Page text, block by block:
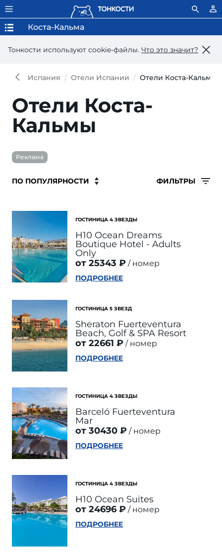
Тонкости используют сookie-файлы. Что это значит?
Коста-Кальма
Испания Отели Испании Отели Коста-Кальмы
Отели Коста-
Кальмы
Реклама
ФИЛЬТРЫ
ГОСТИНИЦА 4 ЗВЕЗДЫ
H10 Ocean Dreams
Boutique Hotel - Adults
Only
от 25343 ₽
номер
ПОДРОБНЕЕ
ГОСТИНИЦА 5 ЗВЕЗД
Sheraton Fuerteventura
Beach, Golf & SPA Resort
от 22661 ₽
номер
ПОДРОБНЕЕ
ГОСТИНИЦА 4 ЗВЕЗДЫ
Barceló Fuerteventura
Mar
от 30430 ₽
номер
ПОДРОБНЕЕ
ГОСТИНИЦА 4 ЗВЕЗДЫ
H10 Ocean Suites
от 24696 ₽
номер
ПОДРОБНЕЕ